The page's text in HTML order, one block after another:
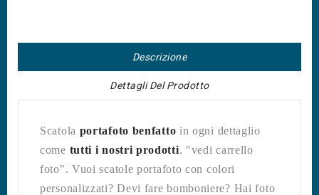
Descrizione
Dettagli Del Prodotto
Scatola portafoto benfatto in ogni dettaglio
come tutti i nostri prodotti. "vedi carrello
foto". Vuoi scatole portafoto con colori
personalizzati? Devi fare bomboniere? Hai foto